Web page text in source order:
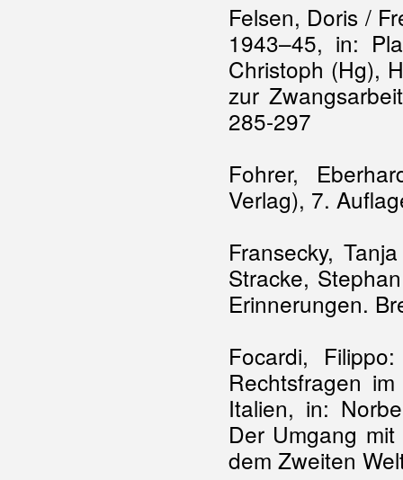
Felsen, Doris /
1943–45, in:
Christoph (Hg),
zur
285-297
Fohrer,
Verlag), 7.
Fransecky,
Stracke,
Erinnerungen.
Focardi,
Rechtsfragen
Italien, in:
Der Umgang
dem Zweiten